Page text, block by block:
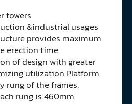
towers
&industrial usages
provides maximum
erection time
of design with greater
utilization Platform
rung of the frames,
rung is 460mm